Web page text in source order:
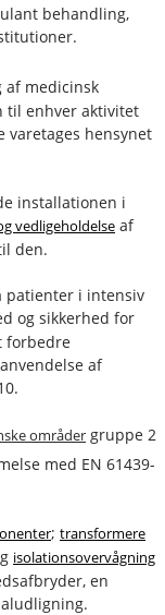
behandling,
medicinsk
til enhver aktivitet
varetages hensynet
installationen i
vedligeholdelse af
den.
patienter i intensiv
og sikkerhed for
forbedre
af
områder gruppe 2
med EN 61439-
; transformere
isolationsovervågning
en